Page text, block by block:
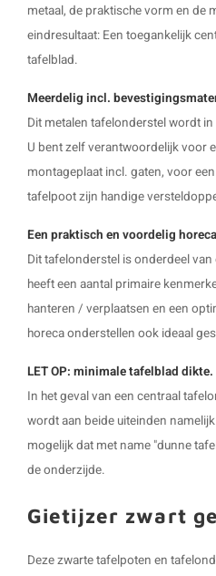
metaal, de praktische vorm en
eindresultaat: Een toegankelijk
tafelblad.
Meerdelig incl.
Dit metalen tafelonderstelwordt in
U bent zelf verantwoordelijk voor
montageplaat incl. gaten, voor
tafelpootzijn handige
Een praktisch en voordelig
Dit tafelonderstel is onderdeel
heeft een aantal primaire
hanteren / verplaatsen en een
horeca onderstellen ook ideaal
LET OP: minimale tafelblad dikte.
In het geval van een centraal
wordt aan beide uiteinden
mogelijk dat met name "dunne
de onderzijde.
Gietijzer zwart
Deze zwarte tafelpoten en